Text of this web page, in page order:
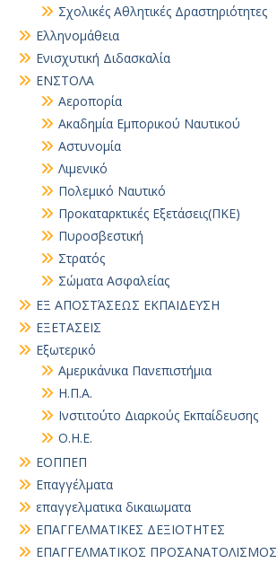
Σχολικές Αθλητικές Δραστηριότητες
Ελληνομάθεια
Ενισχυτική Διδασκαλία
ΕΝΣΤΟΛΑ
Αεροπορία
Ακαδημία Εμπορικού Ναυτικού
Αστυνομία
Λιμενικό
Πολεμικό Ναυτικό
Προκαταρκτικές Εξετάσεις(ΠΚΕ)
Πυροσβεστική
Στρατός
Σώματα Ασφαλείας
ΕΞ ΑΠΟΣΤΆΣΕΩΣ ΕΚΠΑΙΔΕΥΣΗ
ΕΞΕΤΑΣΕΙΣ
Εξωτερικό
Αμερικάνικα Πανεπιστήμια
Η.Π.Α.
Ινστιτούτο Διαρκούς Εκπαίδευσης
Ο.Η.Ε.
ΕΟΠΠΕΠ
Επαγγέλματα
επαγγελματικα δικαιωματα
ΕΠΑΓΓΕΛΜΑΤΙΚΕΣ ΔΕΞΙΟΤΗΤΕΣ
ΕΠΑΓΓΕΛΜΑΤΙΚΟΣ ΠΡΟΣΑΝΑΤΟΛΙΣΜΟΣ